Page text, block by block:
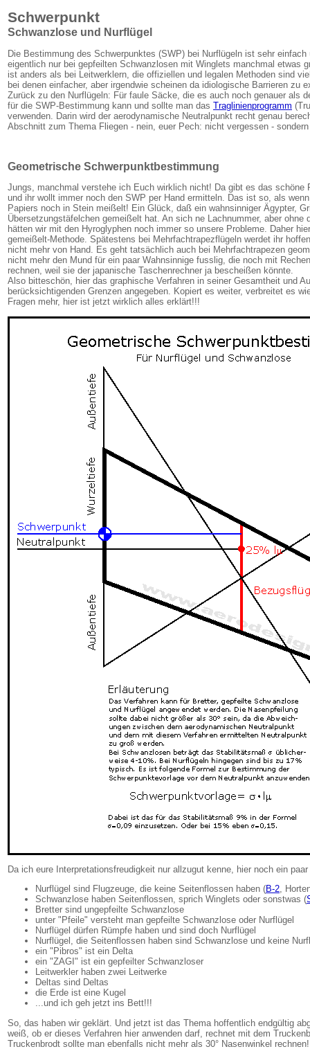
Schwerpunkt
Schwanzlose und Nurflügel
Die Bestimmung des Schwerpunktes (SWP) bei Nurflügeln ist sehr
eigentlich nur bei gepfeilten Schwanzlosen mit Winglets manchmal etwas
ist anders als bei Leitwerklern, die offiziellen und legalen Methoden sind
bei denen einfacher, aber irgendwie scheinen da idiologische Barrieren zu
Zurück zu den Nurflügeln: Für faule Säcke, die es auch noch genauer als
für die SWP-Bestimmung kann und sollte man das Traglinienprogramm
verwenden. Darin wird der aerodynamische Neutralpunkt recht genau
Abschnitt zum Thema Fliegen - nein, euer Pech: nicht vergessen -
Geometrische Schwerpunktbestimmung
Jungs, manchmal verstehe ich Euch wirklich nicht! Da gibt es das schöne
und ihr wollt immer noch den SWP per Hand ermitteln. Das ist so, als
Papiers noch in Stein meißelt! Ein Glück, daß ein wahnsinniger Ägypter,
Übersetzungstäfelchen gemeißelt hat. An sich ne Lachnummer, aber ohne
hätten wir mit den Hyroglyphen noch immer so unsere Probleme. Daher
gemeißelt-Methode. Spätestens bei Mehrfachtrapezflügeln werdet ihr
nicht mehr von Hand. Es geht tatsächlich auch bei Mehrfachtrapezen
nicht mehr den Mund für ein paar Wahnsinnige fusslig, die noch mit
rechnen, weil sie der japanische Taschenrechner ja bescheißen könnte.
Also bitteschön, hier das graphische Verfahren in seiner Gesamtheit und
berücksichtigenden Grenzen angegeben. Kopiert es weiter, verbreitet es
Fragen mehr, hier ist jetzt wirklich alles erklärt!!!
Da ich eure Interpretationsfreudigkeit nur allzugut kenne, hier noch ein
Nurflügel sind Flugzeuge, die keine Seitenflossen haben (B-2,
Schwanzlose haben Seitenflossen, sprich Winglets oder sonstwas (
Bretter sind ungepfeilte Schwanzlose
unter "Pfeile" versteht man gepfeilte Schwanzlose oder Nurflügel
Nurflügel dürfen Rümpfe haben und sind doch Nurflügel
Nurflügel, die Seitenflossen haben sind Schwanzlose und keine
ein "Pibros" ist ein Delta
ein "ZAGI" ist ein gepfeilter Schwanzloser
Leitwerkler haben zwei Leitwerke
Deltas sind Deltas
die Erde ist eine Kugel
...und ich geh jetzt ins Bett!!!
So, das haben wir geklärt. Und jetzt ist das Thema hoffentlich endgültig
weiß, ob er dieses Verfahren hier anwenden darf, rechnet mit dem
Truckenbrodt sollte man ebenfalls nicht mehr als 30° Nasenwinkel